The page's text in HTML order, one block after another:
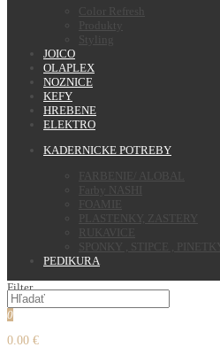
Color Refresh
Produkty
Styling
JOICO
OLAPLEX
NOZNICE
KEFY
HREBENE
ELEKTRO
KADERNICKE POTREBY
FARBENIE/ ALOBAL
Farby NASHI
FOAMIE
PLASTENKY, ZASTERY
RUKAVICE
SPONKY , STIPCE , PINETKY
PEDIKURA
Filter
0
0.00 €